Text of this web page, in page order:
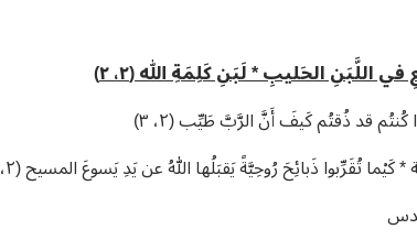
اللَّبَنِ الحَليبِ * لَبَنِ كَلِمَةِ الله (٢، ٢)
قد ذُقتُم كَيفَ أَنَّ الرَّبَّ طَيِّب (٢، ٣)
تُقَرِّبوا ذَبائِحَ رُوحِيَّةً يَقبَلُها اللهُ عن يَدِ يَسوعَ المسيح (٢، ٥)